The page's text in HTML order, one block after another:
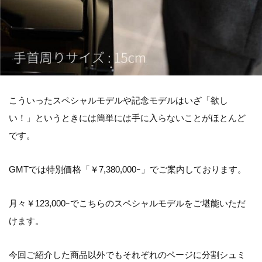
こういったスペシャルモデルや記念モデルはいざ「欲し
い！」というときには簡単には手に入らないことがほとんど
です。
GMTでは特別価格「￥7,380,000ｰ」でご案内しております。
月々￥123,000ｰでこちらのスペシャルモデルをご堪能いただ
けます。
今回ご紹介した商品以外でもそれぞれのページに分割シュミ